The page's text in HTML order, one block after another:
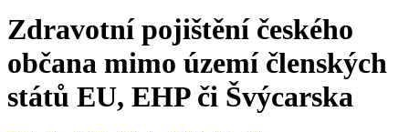
Zdravotní pojištění českého
občana mimo území členských
států EU, EHP či Švýcarska